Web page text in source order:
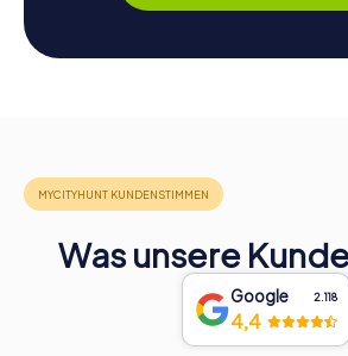
Was unsere
Google 2.118
4,4